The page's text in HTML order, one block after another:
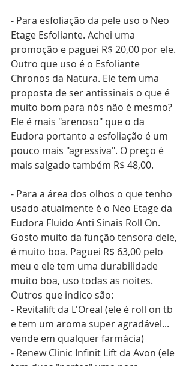
- Para esfoliação da pele uso o Neo
Etage Esfoliante. Achei uma
promoção e paguei R$ 20,00 por ele.
Outro que uso é o Esfoliante
Chronos da Natura. Ele tem uma
proposta de ser antissinais o que é
muito bom para nós não é mesmo?
Ele é mais "arenoso" que o da
Eudora portanto a esfoliação é um
pouco mais "agressiva". O preço é
mais salgado também R$ 48,00.
- Para a área dos olhos o que tenho
usado atualmente é o Neo Etage da
Eudora Fluido Anti Sinais Roll On.
Gosto muito da função tensora dele,
é muito boa. Paguei R$ 63,00 pelo
meu e ele tem uma durabilidade
muito boa, uso todas as noites.
Outros que indico são:
- Revitalift da L'Oreal (ele é roll on tb
e tem um aroma super agradável...
vende em qualquer farmácia)
- Renew Clinic Infinit Lift da Avon (ele